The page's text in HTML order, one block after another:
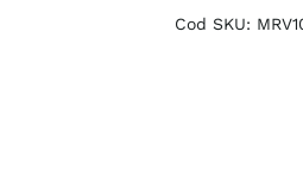
Cod SKU: